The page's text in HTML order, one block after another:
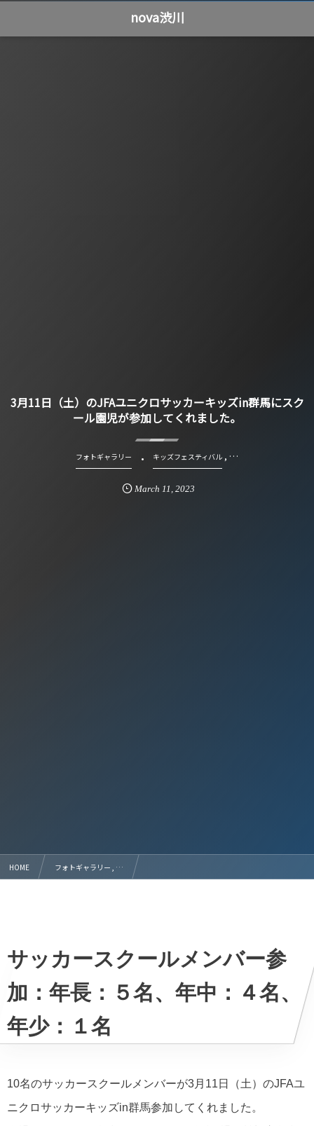
nova渋川
3月11日（土）のJFAユニクロサッカーキッズin群馬にスク
ール園児が参加してくれました。
フォトギャラリー キッズフェスティバル , …
March 11 , 2023
HOME フォトギャラリー , …
サッカースクールメンバー参
加：年長：５名、年中：４名、
年少：１名
10名のサッカースクールメンバーが3月11日（土）のJFAユ
ニクロサッカーキッズin群馬参加してくれました。